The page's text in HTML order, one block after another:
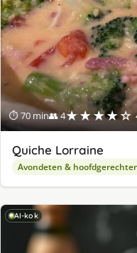
⏱ 70 min👥 4★★★★☆
Quiche Lorraine
Avondeten &
AI-kok